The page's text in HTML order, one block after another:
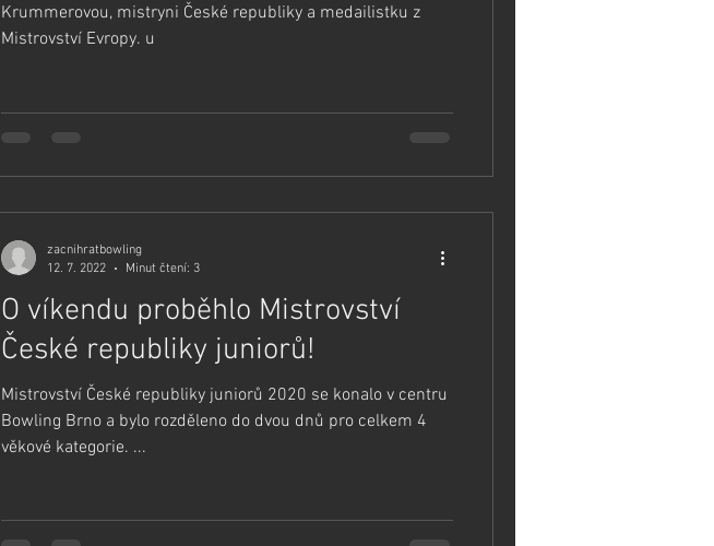
Krummerovou, mistryni České republiky a medailistku z
Mistrovství Evropy. u
O víkendu proběhlo Mistrovství
České republiky juniorů!
Mistrovství České republiky juniorů 2020 se konalo v centru
Bowling Brno a bylo rozděleno do dvou dnů pro celkem 4
věkové kategorie. ...
zacnihratbowling
12. 7. 2022
Minut čtení: 3